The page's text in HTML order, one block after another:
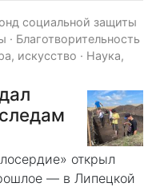
социальной защиты
· Благотворительность
искусство · Наука,
открыл
— в Липецкой